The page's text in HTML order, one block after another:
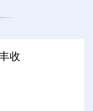
收